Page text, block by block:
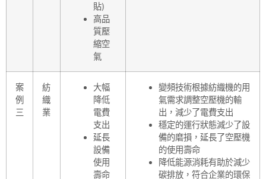
貼)
高品
質壓
縮空
氣
案
例
三
紡
織
業
大幅
降低
電費
支出
延長
設備
使用
壽命
變頻技術根據紡織機的用
氣需求調整空壓機的輸
出，減少了電費支出
穩定的運行狀態減少了設
備的磨損，延長了空壓機
的使用壽命
降低能源消耗有助於減少
碳排放，符合企業的環保